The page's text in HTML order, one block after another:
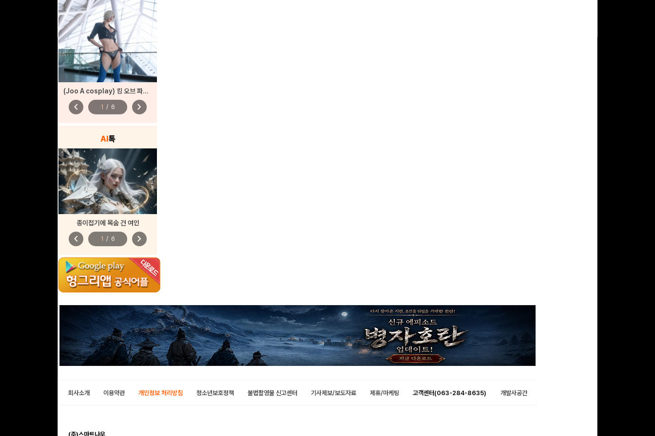
(Joo A cosplay) 킹 오브 파이터즈
chevron_left 1 / 6 chevron_right
AI톡
종이접기에 목숨 건 여인
chevron_left 1 / 6 chevron_right
회사소개 이용약관 개인정보 처리방침 청소년보호정책 불법촬영물 신고센터 기사제보/보도자료 제휴/마케팅 고객센터(063-284-8635) 개발사공간
(주)스마트나우